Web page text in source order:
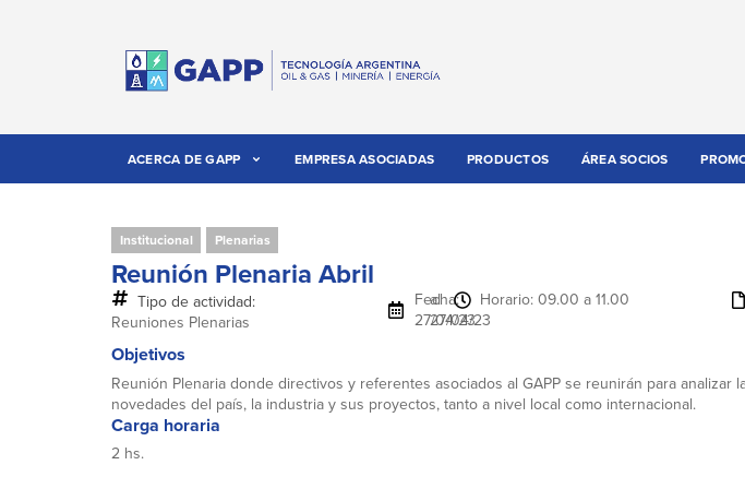
ACERCA DE GAPP EMPRESA ASOCIADAS PRODUCTOS ÁREA SOCIOS
Institucional Plenarias
Reunión Plenaria Abril
Tipo de actividad:
Reuniones Plenarias
Fecha:
27/04/23
al
27/04/23
Horario: 09.00 a 11.00
Objetivos
Reunión Plenaria donde directivos y referentes asociados al GAPP se reunirán para analizar
novedades del país, la industria y sus proyectos, tanto a nivel local como internacional.
Carga horaria
2 hs.